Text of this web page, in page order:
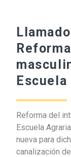
Reforma del
Escuela
nueva para
canalización